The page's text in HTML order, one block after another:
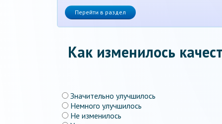
Перейти в раздел
Как изменилось
Значительно улучшилось
Немного улучшилось
Не изменилось